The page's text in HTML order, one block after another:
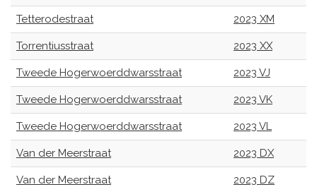
Tetterodestraat 2023 XM
Torrentiusstraat 2023 XX
Tweede Hogerwoerddwarsstraat 2023 VJ
Tweede Hogerwoerddwarsstraat 2023 VK
Tweede Hogerwoerddwarsstraat 2023 VL
Van der Meerstraat 2023 DX
Van der Meerstraat 2023 DZ